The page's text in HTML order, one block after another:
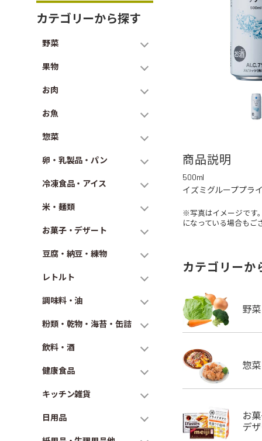
カテゴリーから探す
野菜
果物
お肉
お魚
惣菜
卵・乳製品・パン
冷凍食品・アイス
米・麺類
お菓子・デザート
豆腐・納豆・練物
レトルト
調味料・油
粉類・乾物・海苔・缶詰
飲料・酒
健康食品
キッチン雑貨
日用品
商品説明
500ml
イズミグループプラ
※写真はイメージです
になっている場合もご
カテゴリーか